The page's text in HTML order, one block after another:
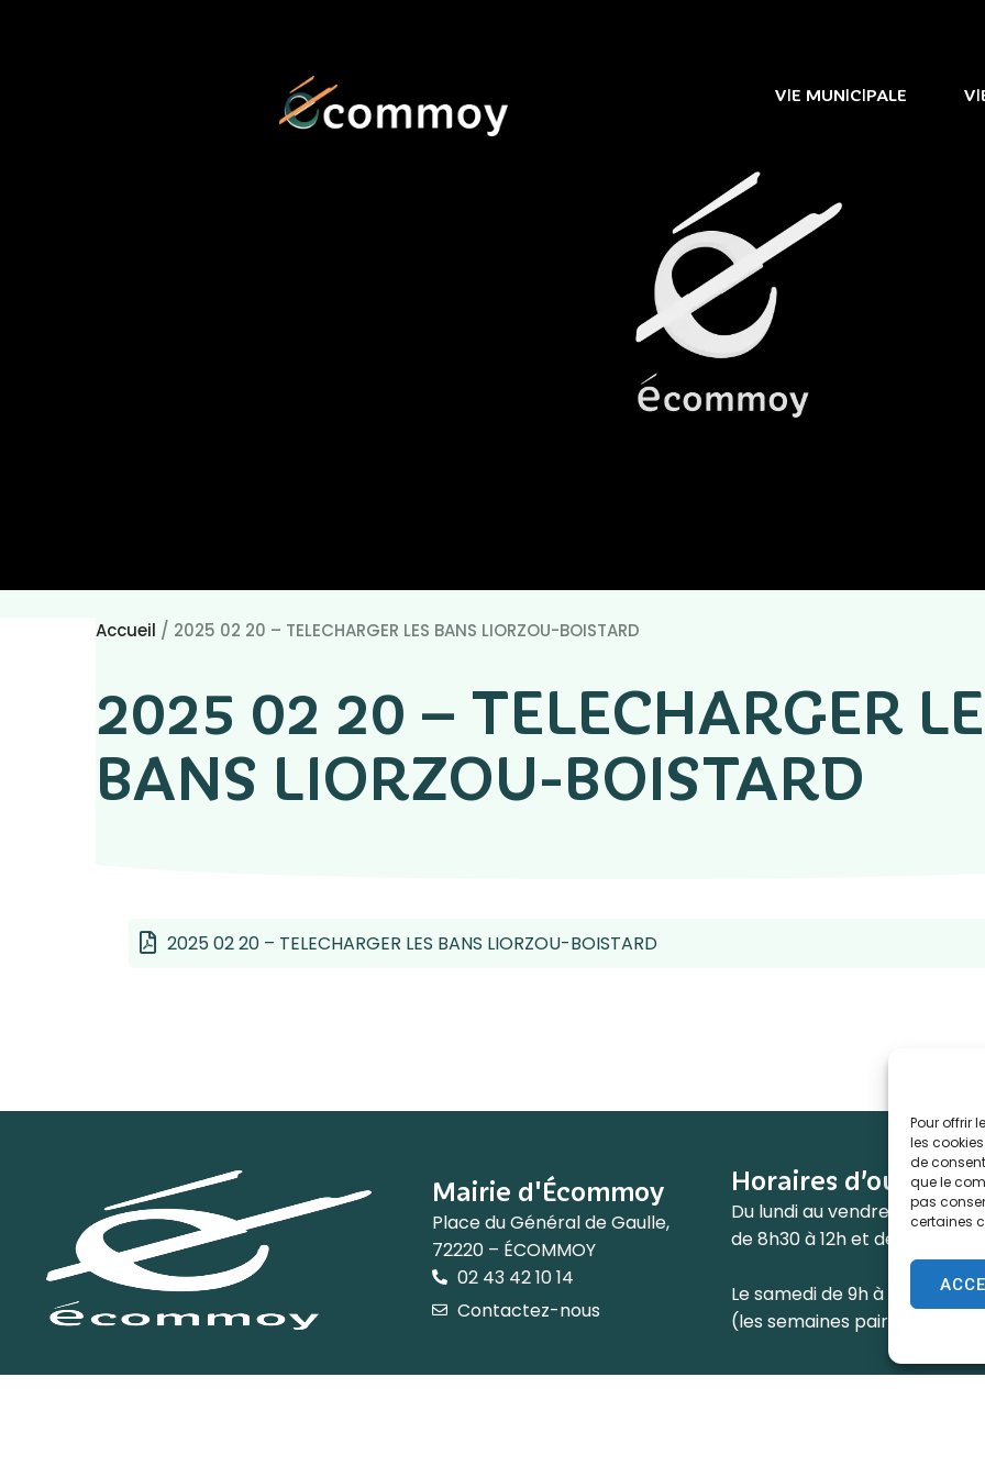
Pour offrir
les
de
que le
pas
certaines
VIE MUNICIPALE
Accueil / 2025 02 20 – TELECHARGER LES BANS LIORZOU-BOISTARD
2025 02 20 – TELECHARGER
BANS LIORZOU-BOISTARD
2025 02 20 – TELECHARGER LES BANS LIORZOU-BOISTARD
Mairie d'Écommoy
Place du Général de Gaulle,
72220 – ÉCOMMOY
02 43 42 10 14
Contactez-nous
Horaires
Du lundi au vendredi :
de 8h30 à 12h et de 13h30 à
Le samedi de 9h à 12h
(les semaines paires